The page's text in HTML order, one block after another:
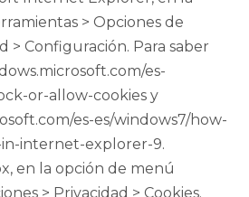
> Opciones de
> Configuración. Para saber
es-
or-allow-cookies y
es-es/windows7/how-
internet-explorer-9.
en la opción de menú
> Privacidad > Cookies.